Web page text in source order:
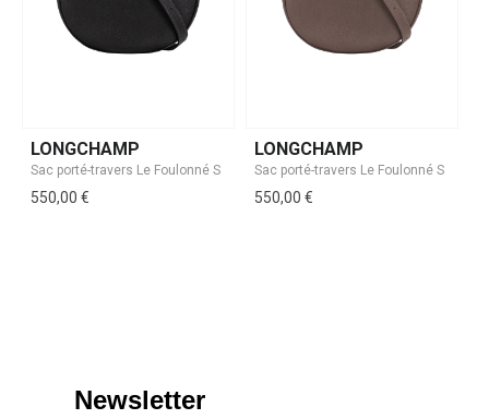
LONGCHAMP
550,00 €
LONGCHAMP
550,00 €